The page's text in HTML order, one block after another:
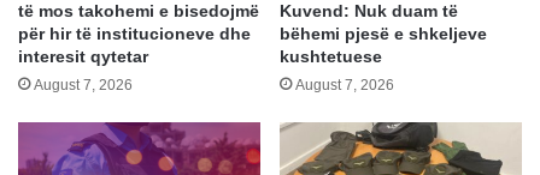
të mos takohemi e bisedojmë
për hir të institucioneve dhe
interesit qytetar
August 7, 2026
Kuvend: Nuk duam të
bëhemi pjesë e shkeljeve
kushtetuese
August 7, 2026